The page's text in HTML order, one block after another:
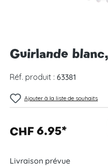
Guirlande
Réf. produit : 63381
Ajouter à la liste de souhaits
CHF 6.95*
Livraison prévue